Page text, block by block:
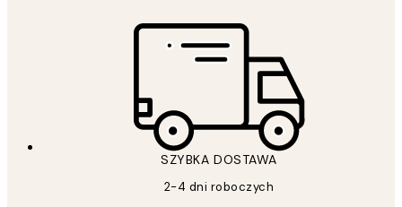
SZYBKA DOSTAWA
2-4 dni roboczych